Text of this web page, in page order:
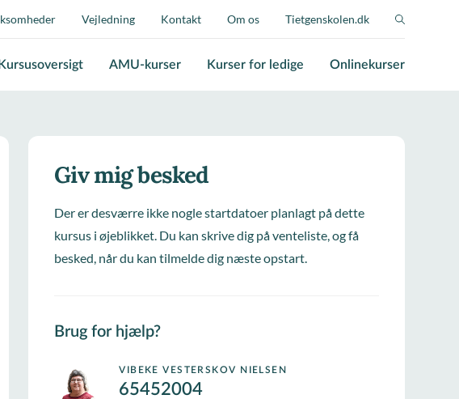
Vejledning Kontakt Om os Tietgenskolen.dk
Kursusoversigt AMU-kurser Kurser for ledige Onlinekurser
Giv mig besked
Der er desværre ikke nogle startdatoer planlagt på dette
kursus i øjeblikket. Du kan skrive dig på venteliste, og få
besked, når du kan tilmelde dig næste opstart.
Brug for hjælp?
VIBEKE VESTERSKOV NIELSEN
65452004